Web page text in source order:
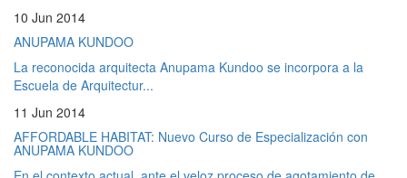
10 Jun 2014
ANUPAMA KUNDOO
La reconocida arquitecta Anupama Kundoo se incorpora a la
Escuela de Arquitectur...
11 Jun 2014
AFFORDABLE HABITAT: Nuevo Curso de Especialización con
ANUPAMA KUNDOO